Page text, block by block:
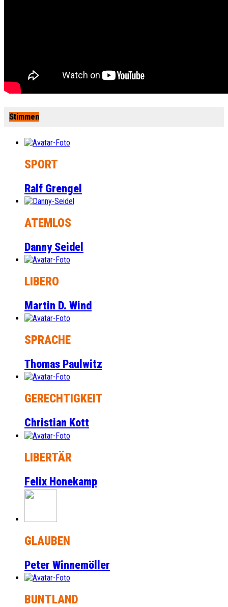
Stimmen
SPORT
Ralf Grengel
ATEMLOS
Danny Seidel
LIBERO
Martin D. Wind
SPRACHE
Thomas Paulwitz
GERECHTIGKEIT
Christian Kott
LIBERTÄR
Felix Honekamp
GLAUBEN
Peter Winnemöller
BUNTLAND